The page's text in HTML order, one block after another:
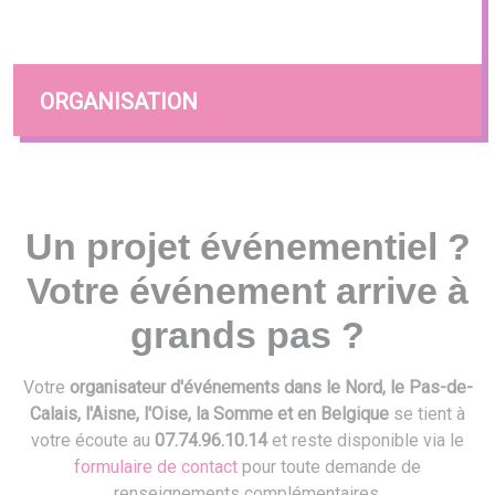
ORGANISATION
Un projet événementiel ?
Votre événement arrive à
grands pas ?
Votre organisateur d'événements dans le Nord, le Pas-de-
Calais, l'Aisne, l'Oise, la Somme et en Belgique se tient à
votre écoute au 07.74.96.10.14et reste disponible via le
formulaire de contact pour toute demande de